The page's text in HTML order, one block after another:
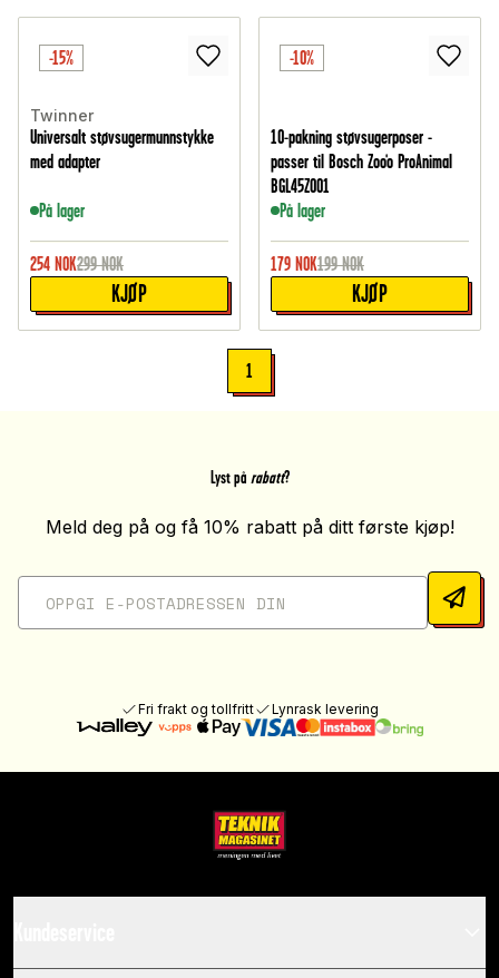
-15%
Twinner
Universalt støvsugermunnstykke
med adapter
På lager
254 NOK299 NOK
KJØP
-10%
10-pakning støvsugerposer -
passer til Bosch Zoo'o ProAnimal
BGL45ZOO1
På lager
179 NOK199 NOK
KJØP
1
Lyst på rabatt?
Meld deg på og få 10% rabatt på ditt første kjøp!
Fri frakt og tollfritt Lynrask levering